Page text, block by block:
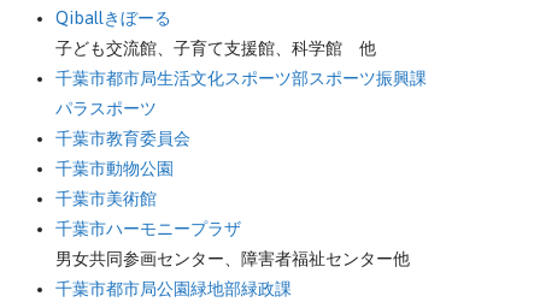
Qiballきぼーる
子ども交流館、子育て支援館、科学館 他
千葉市都市局生活文化スポーツ部スポーツ振興課
パラスポーツ
千葉市教育委員会
千葉市動物公園
千葉市美術館
千葉市ハーモニープラザ
男女共同参画センター、障害者福祉センター他
千葉市都市局公園緑地部緑政課